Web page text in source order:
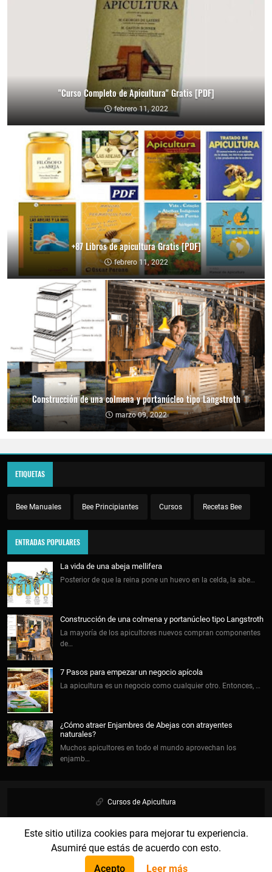
Este sitio utiliza cookies para mejorar tu experiencia.
Asumiré que estás de acuerdo con esto.
Acepto
Leer más
"Curso Completo de Apicultura" Gratis [PDF]
febrero 11, 2022
+87 Libros de apicultura Gratis [PDF]
febrero 11, 2022
Construcción de una colmena y portanúcleo tipo Langstroth
marzo 09, 2022
ETIQUETAS
Bee Manuales Bee Principiantes Cursos Recetas Bee
ENTRADAS POPULARES
La vida de una abeja mellifera
Posterior de que la reina pone un huevo en la celda, la abe…
Construcción de una colmena y portanúcleo tipo Langstroth
La mayoría de los apicultores nuevos compran componentes
de…
7 Pasos para empezar un negocio apícola
La apicultura es un negocio como cualquier otro. Entonces, …
¿Cómo atraer Enjambres de Abejas con atrayentes
naturales?
Muchos apicultores en todo el mundo aprovechan los
enjamb…
Cursos de Apicultura
Biblioteca Apícola
Oportunidades de Empleo